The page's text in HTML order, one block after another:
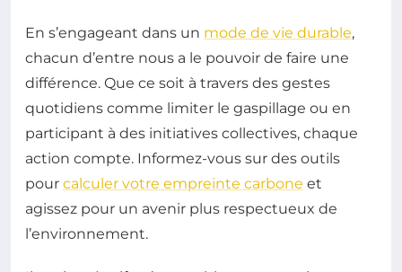
En s’engageant dans un mode de vie durable,
chacun d’entre nous a le pouvoir de faire une
différence. Que ce soit à travers des gestes
quotidiens comme limiter le gaspillage ou en
participant à des initiatives collectives, chaque
action compte. Informez-vous sur des outils
pour calculer votre empreinte carbone et
agissez pour un avenir plus respectueux de
l’environnement.